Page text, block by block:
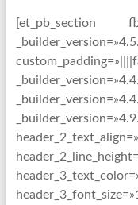
[et_pb_section